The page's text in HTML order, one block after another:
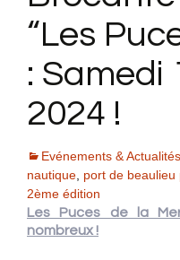
“Les
: Samedi
2024 !
Evénements & Actualités
nautique port de beaulieu
2ème édition
Les Puces de la
nombreux !